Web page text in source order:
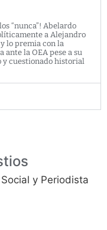
“nunca”! Abelardo
a Alejandro
lo premia con la
ante la OEA pese a su
y cuestionado historial
y Periodista